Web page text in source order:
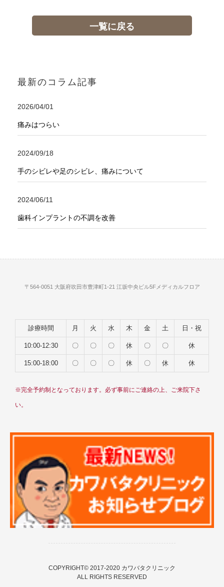
一覧に戻る
最新のコラム記事
2026/04/01
痛みはつらい
2024/09/18
手のシビレや足のシビレ、痛みについて
2024/06/11
歯科インプラントの不調を改善
〒564-0051 大阪府吹田市豊津町1-21 江坂中央ビル5Fメディカルフロア
診療時間 月 火 水 木 金 土 日・祝
10:00-12:30 〇 〇 〇 休 〇 〇 休
15:00-18:00 〇 〇 〇 休 〇 休 休
※完全予約制となっております。必ず事前にご連絡の上、ご来院下さ
い。
COPYRIGHT© 2017-2020 カワバタクリニック
ALL RIGHTS RESERVED